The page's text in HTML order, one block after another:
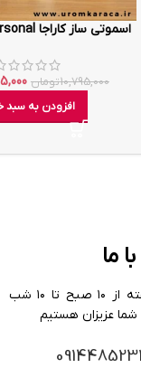
اسموتی ساز کاراجا Retro Personal کرم
10,795,000تومان
افزودن به سبد
ما
۷ روز هفته از ۱۰ صبح تا ۱۰ شب
عزیزان هستیم